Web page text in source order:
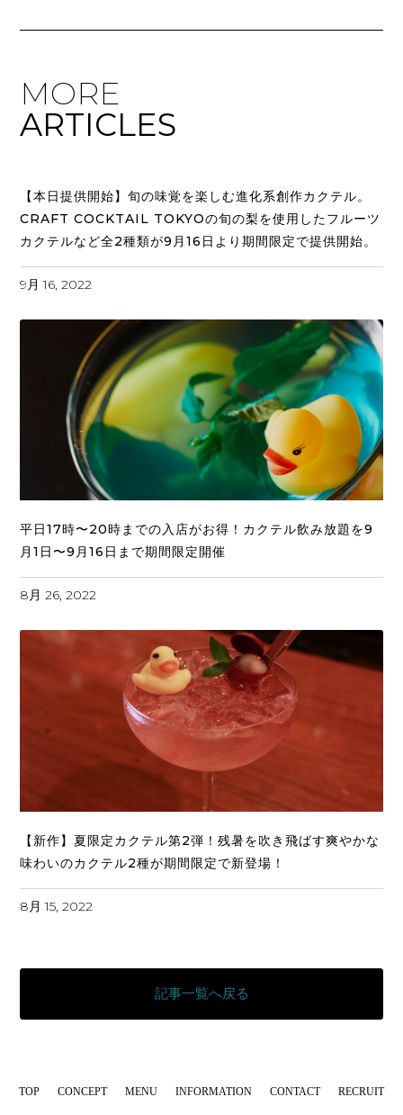
MORE
ARTICLES
【本日提供開始】旬の味覚を楽しむ進化系創作カクテル。
CRAFT COCKTAIL TOKYOの旬の梨を使用したフルーツ
カクテルなど全2種類が9月16日より期間限定で提供開始。
9月 16, 2022
平日17時〜20時までの入店がお得！カクテル飲み放題を9
月1日〜9月16日まで期間限定開催
8月 26, 2022
【新作】夏限定カクテル第2弾！残暑を吹き飛ばす爽やかな
味わいのカクテル2種が期間限定で新登場！
8月 15, 2022
記事一覧へ戻る
TOP CONCEPT MENU INFORMATION CONTACT RECRUIT